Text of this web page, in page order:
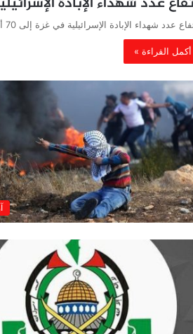
عدد شهداء الإبادة الإسرائيلية في غزة إلى 70 ألفا و365 ارتفعت حصيلة ضحايا العدوان الإسرائيلي على قطاع غزة، اليوم…
أكمل القراءة »